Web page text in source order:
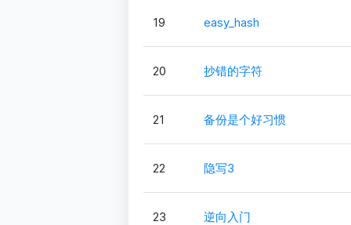
19 easy_hash
20 抄错的字符
21 备份是个好习惯
22 隐写3
23 逆向入门